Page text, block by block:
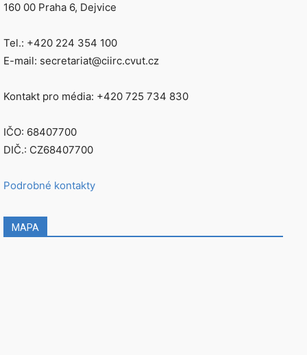
160 00 Praha 6, Dejvice
Tel.: +420 224 354 100
E-mail: secretariat@ciirc.cvut.cz
Kontakt pro média: +420 725 734 830
IČO: 68407700
DIČ.: CZ68407700
Podrobné kontakty
MAPA